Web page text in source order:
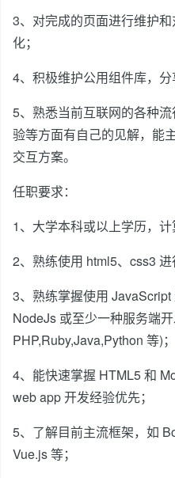
3、对完成的页面进行维护
化；
4、积极维护公用组件库，分
5、熟悉当前互联网的各种
验等方面有自己的见解，能
交互方案。
任职要求：
1、大学本科或以上学历，计
2、熟练使用 html5、css3 进
3、熟练掌握使用
NodeJs 或至少一种服务端
PHP,Ruby,Java,Python 等)；
4、能快速掌握 HTML5 和
web app 开发经验优先；
5、了解目前主流框架，如
Vue.js 等；